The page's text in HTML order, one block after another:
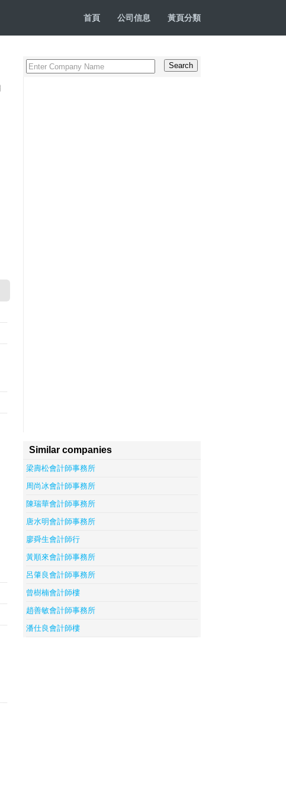
首頁 公司信息 黃頁分類
Similar companies
梁壽松會計師事務所
周尚冰會計師事務所
陳瑞華會計師事務所
唐水明會計師事務所
廖舜生會計師行
黃順來會計師事務所
呂肇良會計師事務所
曾樹楠會計師樓
趙善敏會計師事務所
潘仕良會計師樓